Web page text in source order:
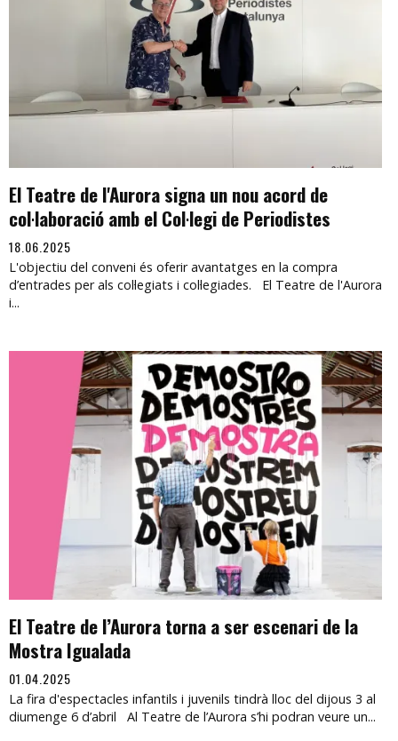
El Teatre de l'Aurora signa un nou acord de
col·laboració amb el Col·legi de Periodistes
18.06.2025
L'objectiu del conveni és oferir avantatges en la compra
d’entrades per als col·legiats i col·legiades. El Teatre de l'Aurora
i...
El Teatre de l’Aurora torna a ser escenari de la
Mostra Igualada
01.04.2025
La fira d'espectacles infantils i juvenils tindrà lloc del dijous 3 al
diumenge 6 d’abril Al Teatre de l’Aurora s’hi podran veure un...